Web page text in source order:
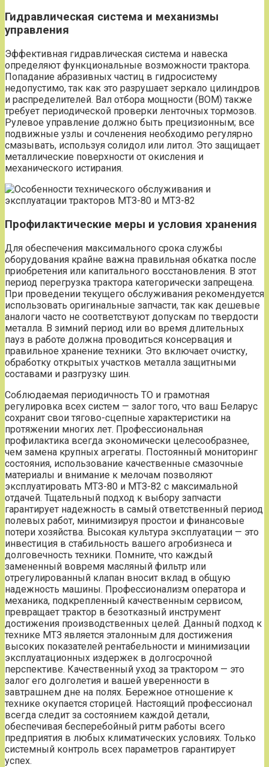
Гидравлическая система и механизмы
управления
Эффективная гидравлическая система и навеска
определяют функциональные возможности трактора.
Попадание абразивных частиц в гидросистему
недопустимо, так как это разрушает зеркало цилиндров
и распределителей. Вал отбора мощности (ВОМ) также
требует периодической проверки ленточных тормозов.
Рулевое управление должно быть прецизионным; все
подвижные узлы и сочленения необходимо регулярно
смазывать, используя солидол или литол. Это защищает
металлические поверхности от окисления и
механического истирания.
Профилактические меры и условия хранения
Для обеспечения максимального срока службы
оборудования крайне важна правильная обкатка после
приобретения или капитального восстановления. В этот
период перегрузка трактора категорически запрещена.
При проведении текущего обслуживания рекомендуется
использовать оригинальные запчасти, так как дешевые
аналоги часто не соответствуют допускам по твердости
металла. В зимний период или во время длительных
пауз в работе должна проводиться консервация и
правильное хранение техники. Это включает очистку,
обработку открытых участков металла защитными
составами и разгрузку шин.
Соблюдаемая периодичность ТО и грамотная
регулировка всех систем — залог того, что ваш Беларус
сохранит свои тягово-сцепные характеристики на
протяжении многих лет. Профессиональная
профилактика всегда экономически целесообразнее,
чем замена крупных агрегаты. Постоянный мониторинг
состояния, использование качественные смазочные
материалы и внимание к мелочам позволяют
эксплуатировать МТЗ-80 и МТЗ-82 с максимальной
отдачей. Тщательный подход к выбору запчасти
гарантирует надежность в самый ответственный период
полевых работ, минимизируя простои и финансовые
потери хозяйства. Высокая культура эксплуатации — это
инвестиция в стабильность вашего агробизнеса и
долговечность техники. Помните, что каждый
замененный вовремя масляный фильтр или
отрегулированный клапан вносит вклад в общую
надежность машины. Профессионализм оператора и
механика, подкрепленный качественным сервисом,
превращает трактор в безотказный инструмент
достижения производственных целей. Данный подход к
технике МТЗ является эталонным для достижения
высоких показателей рентабельности и минимизации
эксплуатационных издержек в долгосрочной
перспективе. Качественный уход за трактором — это
залог его долголетия и вашей уверенности в
завтрашнем дне на полях. Бережное отношение к
технике окупается сторицей. Настоящий профессионал
всегда следит за состоянием каждой детали,
обеспечивая бесперебойный ритм работы всего
предприятия в любых климатических условиях. Только
системный контроль всех параметров гарантирует
успех.